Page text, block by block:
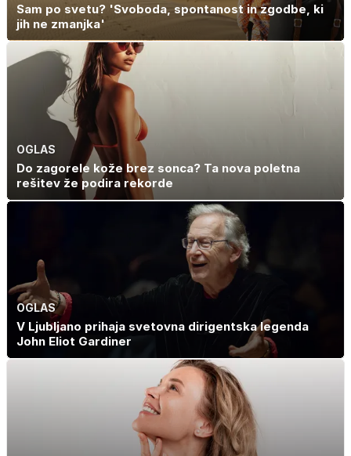
Sam po svetu? 'Svoboda, spontanost in zgodbe, ki
jih ne zmanjka'
OGLAS
Do zagorele kože brez sonca? Ta nova poletna
rešitev že podira rekorde
OGLAS
V Ljubljano prihaja svetovna dirigentska legenda
John Eliot Gardiner